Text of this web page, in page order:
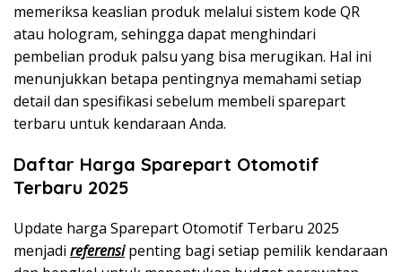
memeriksa keaslian produk melalui sistem kode QR
atau hologram, sehingga dapat menghindari
pembelian produk palsu yang bisa merugikan. Hal ini
menunjukkan betapa pentingnya memahami setiap
detail dan spesifikasi sebelum membeli sparepart
terbaru untuk kendaraan Anda.
Daftar Harga Sparepart Otomotif
Terbaru 2025
Update harga Sparepart Otomotif Terbaru 2025
menjadi referensipenting bagi setiap pemilik kendaraan